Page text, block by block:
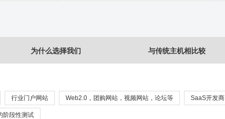
为什么选择我们 与传统主机相比较
行业门户网站 Web2.0，团购网站，视频网站，论坛等 SaaS开发商
阶段性测试